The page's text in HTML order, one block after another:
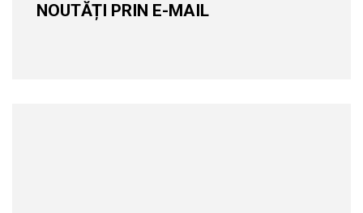
NOUTĂȚI PRIN E-MAIL